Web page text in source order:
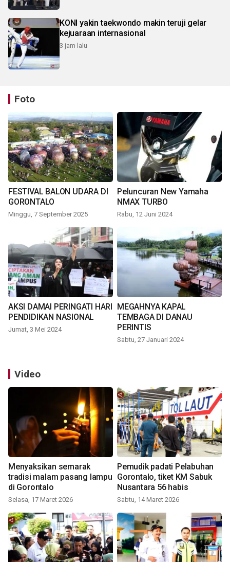
KONI yakin taekwondo makin teruji gelar
kejuaraan internasional
3 jam lalu
Foto
FESTIVAL BALON UDARA DI
GORONTALO
Minggu, 7 September 2025
Peluncuran New Yamaha
NMAX TURBO
Rabu, 12 Juni 2024
AKSI DAMAI PERINGATI HARI
PENDIDIKAN NASIONAL
Jumat, 3 Mei 2024
MEGAHNYA KAPAL
TEMBAGA DI DANAU
PERINTIS
Sabtu, 27 Januari 2024
Video
Menyaksikan semarak
tradisi malam pasang lampu
di Gorontalo
Selasa, 17 Maret 2026
Pemudik padati Pelabuhan
Gorontalo, tiket KM Sabuk
Nusantara 56 habis
Sabtu, 14 Maret 2026